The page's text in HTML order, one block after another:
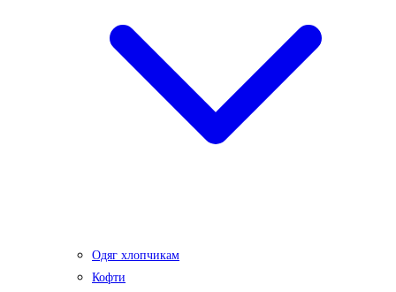
Одяг хлопчикам
Кофти